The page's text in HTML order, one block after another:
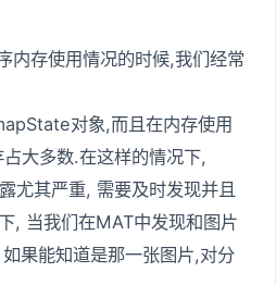
内存使用情况的时候,我们经常
对象,而且在内存使用
大多数.在这样的情况下,
尤其严重, 需要及时发现并且
, 当我们在MAT中发现和图片
果能知道是那一张图片,对分